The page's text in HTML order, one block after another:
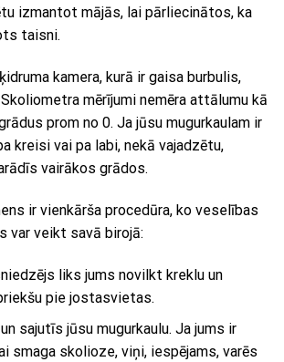
izmantot mājās, lai pārliecinātos, ka
taisni.
kamera, kurā ir gaisa burbulis,
mērījumi nemēra attālumu kā
prom no 0. Ja jūsu mugurkaulam ir
kreisi vai pa labi, nekā vajadzētu,
vairākos grādos.
ir vienkārša procedūra, ko veselības
var veikt savā birojā:
liks jums novilkt kreklu un
pie jostasvietas.
sajutīs jūsu mugurkaulu. Ja jums ir
smaga skolioze, viņi, iespējams, varēs